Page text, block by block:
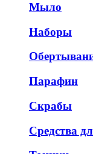
Мыло
Наборы
Парафин
Скрабы
Средства